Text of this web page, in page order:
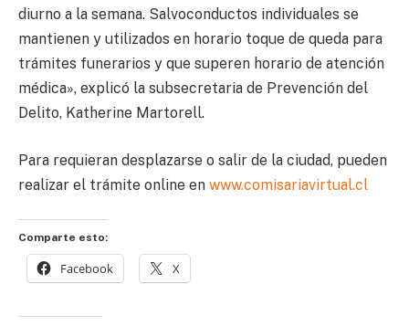
diurno a la semana. Salvoconductos individuales se
mantienen y utilizados en horario toque de queda para
trámites funerarios y que superen horario de atención
médica», explicó la subsecretaria de Prevención del
Delito, Katherine Martorell.
Para requieran desplazarse o salir de la ciudad, pueden
realizar el trámite online en www.comisariavirtual.cl
Comparte esto:
Facebook X